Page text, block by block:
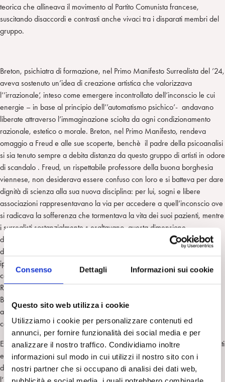
Consenso Dettagli Informazioni sui cookie
Questo sito web utilizza i cookie
Utilizziamo i cookie per personalizzare contenuti ed
annunci, per fornire funzionalità dei social media e per
analizzare il nostro traffico. Condividiamo inoltre
informazioni sul modo in cui utilizzi il nostro sito con i
nostri partner che si occupano di analisi dei dati web,
teorica che allineava il movimento al Partito Comunista francese,
suscitando disaccordi e contrasti anche vivaci tra i disparati membri del
gruppo.
Breton, psichiatra di formazione, nel Primo Manifesto Surrealista del ’24,
aveva sostenuto un’idea di creazione artistica che valorizzava
l’’irrazionale’, inteso come emergere incontrollato dell’inconscio le cui
energie – in base al principio dell’’automatismo psichico’- andavano
liberate attraverso l’immaginazione sciolta da ogni condizionamento
razionale, estetico o morale. Breton, nel Primo Manifesto, rendeva
omaggio a Freud e alle sue scoperte, benchè il padre della psicoanalisi
si sia tenuto sempre a debita distanza da questo gruppo di artisti in odore
di scandalo . Freud, un rispettabile professore della buona borghesia
viennese, non desiderava essere confuso con loro e si batteva per dare
dignità di scienza alla sua nuova disciplina: per lui, sogni e libere
associazioni rappresentavano la via per accedere a quell’inconscio ove
si radicava la sofferenza che tormentava la vita dei suoi pazienti, mentre
i surrealisti sostanzialmente s esaltavano questa dimensione
dell’esperienza come spazio di libertà assoluta, privo di alcun vincolo,
da opporre come pratica artistica ed anche esistenziale alle limitazioni
ipocrite e ai valori costrittivi della società. Nonostante i vari tentativi di
coinvolgerlo, una lettera di Freud a Breton apparsa sulla rivista
Rèvolution Surrèaliste esprime chiaramente una netta estraneità : “
Benchè io riceva tante testimonianze dell’interesse che Voi e i Vostri
amici portate alle mie ricerche, io stesso non sono capace di spiegarmi
cosa sia e cosa voglia il Surrealismo”.
Emblematica di questa relazione intensa ma a senso unico tra i surrealisti
e Freud è l’ammirazione incondizionata che Dalì nutriva per il padre
della psicoanalisi, sostanziata anche da diversi viaggi a Vienna con
l’intento di presentarsi al venerato maestro ma senza mai riuscire a